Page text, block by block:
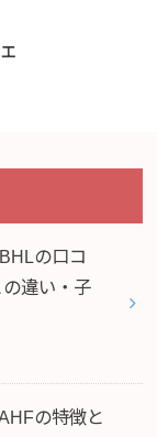
の口コ
違い・子
の特徴と